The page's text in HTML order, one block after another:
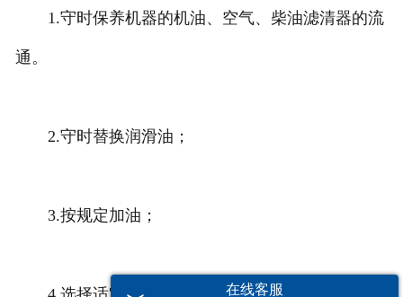
1.守时保养机器的机油、空气、柴油滤清器的流
通。
2.守时替换润滑油；
3.按规定加油；
在线客服